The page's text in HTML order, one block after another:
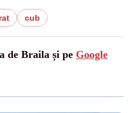
cub
de Braila și pe Google